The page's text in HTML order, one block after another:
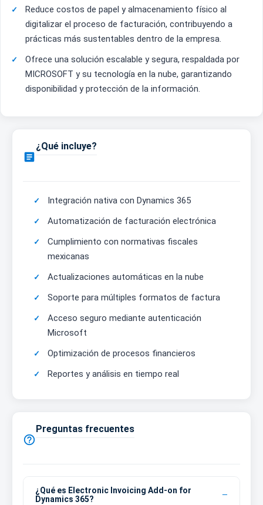
Reduce costos de papel y almacenamiento físico al
digitalizar el proceso de facturación, contribuyendo a
prácticas más sustentables dentro de la empresa.
Ofrece una solución escalable y segura, respaldada por
MICROSOFT y su tecnología en la nube, garantizando
disponibilidad y protección de la información.

¿Qué incluye?
Integración nativa con Dynamics 365
Automatización de facturación electrónica
Cumplimiento con normativas fiscales
mexicanas
Actualizaciones automáticas en la nube
Soporte para múltiples formatos de factura
Acceso seguro mediante autenticación
Microsoft
Optimización de procesos financieros
Reportes y análisis en tiempo real

Preguntas frecuentes
¿Qué es Electronic Invoicing Add-on for
Dynamics 365?